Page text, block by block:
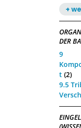
+
DER
9
t (2)
9.5